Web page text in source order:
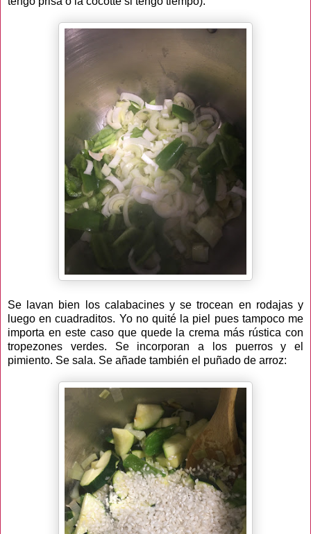
Se lavan bien los calabacines y se trocean en rodajas y
luego en cuadraditos. Yo no quité la piel pues tampoco me
importa en este caso que quede la crema más rústica con
tropezones verdes. Se incorporan a los puerros y el
pimiento. Se sala. Se añade también el puñado de arroz: